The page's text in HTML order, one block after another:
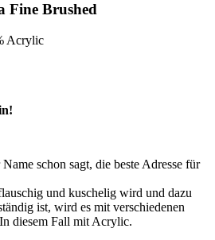
Fine Brushed
Acrylic
schon sagt, die beste Adresse für
und kuschelig wird und dazu
ist, wird es mit verschiedenen
diesem Fall mit Acrylic.